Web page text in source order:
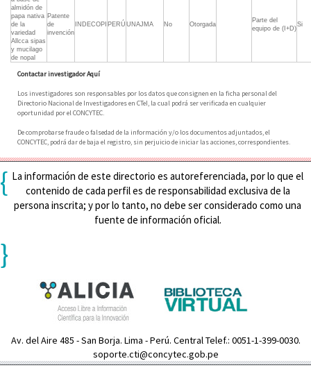
almidón de
papa nativa
de la
variedad
Allcca sipas
y mucilago
de nopal
Patente
de
invención
INDECOPI PERÚ UNAJMA No Otorgada
Parte del
equipo de (I+D)
Si
Contactar investigador Aquí
Los investigadores son responsables por los datos que consignen en la ficha personal del
Directorio Nacional de Investigadores en CTeI, la cual podrá ser verificada en cualquier
oportunidad por el CONCYTEC.
De comprobarse fraude o falsedad de la información y/o los documentos adjuntados, el
CONCYTEC, podrá dar de baja el registro, sin perjuicio de iniciar las acciones, correspondientes.
{ La información de este directorio es autoreferenciada, por lo que el
contenido de cada perfil es de responsabilidad exclusiva de la
persona inscrita; y por lo tanto, no debe ser considerado como una
fuente de información oficial.
}
Av. del Aire 485 - San Borja. Lima - Perú. Central Telef.: 0051-1-399-0030.
soporte.cti@concytec.gob.pe